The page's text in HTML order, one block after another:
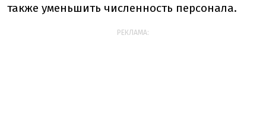
также уменьшить численность персонала.
РЕКЛАМА: